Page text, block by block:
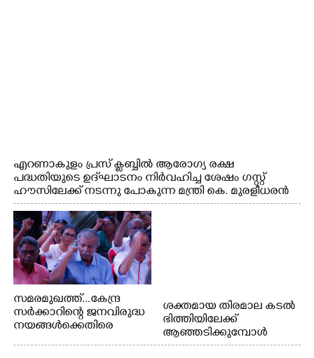
എറണാകുളം പ്രസ് ക്ലബ്ബിൽ ആരോഗ്യ രക്ഷ
പദ്ധതിയുടെ ഉദ്‌ഘാടനം നിർവഹിച്ച ശേഷം ഗസ്റ്റ്
ഹൗസിലേക്ക് നടന്നു പോകുന്ന മന്ത്രി കെ. മുരളീധരൻ
സമരമുഖത്ത്...കേന്ദ്ര
സർക്കാറിന്റെ ജനവിരുദ്ധ
നയങ്ങൾക്കെതിരെ
ശക്തമായ തിരമാല കടൽ
ഭിത്തിയിലേക്ക്
ആഞ്ഞടിക്കുമ്പോൾ
അപകടകരമായ രീതിയിൽ